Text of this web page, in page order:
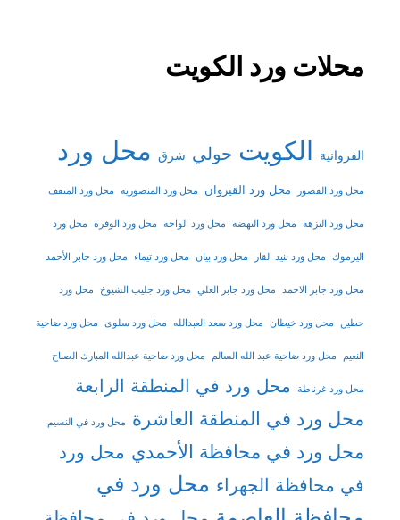
محلات ورد الكويت
الفروانية الكويت حولي شرق محل ورد
محل ورد القصور محل ورد القيروان محل ورد المنصورية محل ورد المنقف
محل ورد النزهة محل ورد النهضة محل ورد الواحة محل ورد الوفرة محل ورد
اليرموك محل ورد بنيد القار محل ورد بيان محل ورد تيماء محل ورد جابر الأحمد
محل ورد جابر الاحمد محل ورد جابر العلي محل ورد جليب الشيوخ محل ورد
حطين محل ورد خيطان محل ورد سعد العبدالله محل ورد سلوى محل ورد ضاحية
النعيم محل ورد ضاحية عبد الله السالم محل ورد ضاحية عبدالله المبارك الصباح
محل ورد غرناطة
محل ورد في المنطقة الرابعة
محل ورد في المنطقة العاشرة
محل ورد في النسيم
محل ورد في محافظة الأحمدي محل ورد
في محافظة الجهراء محل ورد في